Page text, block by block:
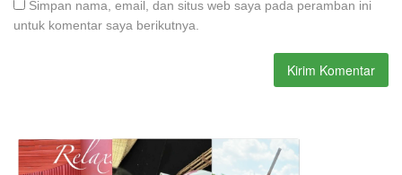
Simpan nama, email, dan situs web saya pada peramban ini
untuk komentar saya berikutnya.